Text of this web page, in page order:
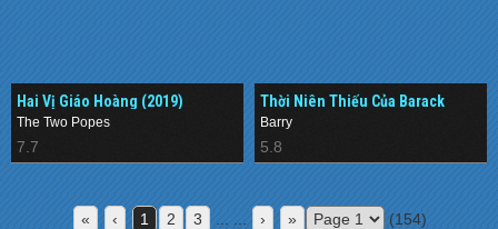
Hai Vị Giáo Hoàng (2019)
The Two Popes
7.7
Thời Niên Thiếu Của Barack
Obama (2016)
Barry
5.8
« ‹ 1 2 3 › » (154)